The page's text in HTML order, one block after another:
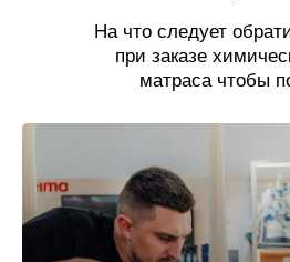
На что следует
при заказе
матраса чтобы